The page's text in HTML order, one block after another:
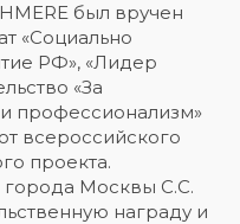
был вручен
«Социально
РФ», «Лидер
«За
профессионализм»
всероссийского
проекта.
города Москвы С.С.
награду и